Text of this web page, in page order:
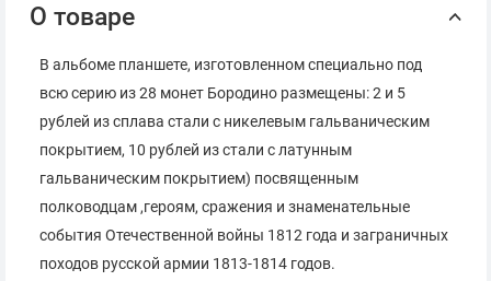
О товаре
В альбоме планшете, изготовленном специально под
всю серию из 28 монет Бородино размещены: 2 и 5
рублей из сплава стали с никелевым гальваническим
покрытием, 10 рублей из стали с латунным
гальваническим покрытием) посвященным
полководцам ,героям, сражения и знаменательные
события Отечественной войны 1812 года и заграничных
походов русской армии 1813-1814 годов.